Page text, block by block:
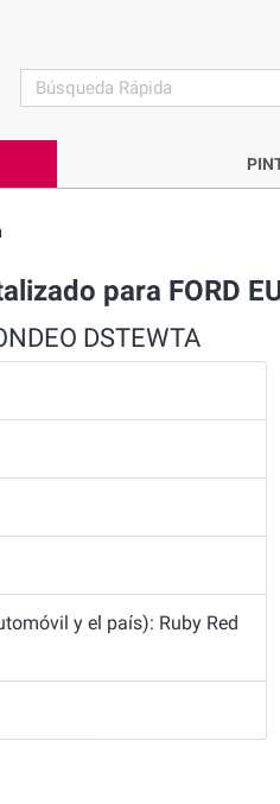
search
para FORD
DSTEWTA
y el país): Ruby Red